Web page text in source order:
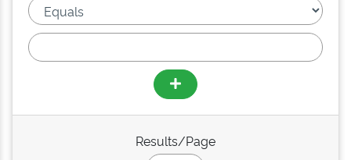
Results/Page